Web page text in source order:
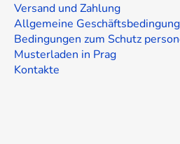
Versand und Zahlung
Allgemeine
Bedingungen zum Schutz
Musterladen in Prag
Kontakte